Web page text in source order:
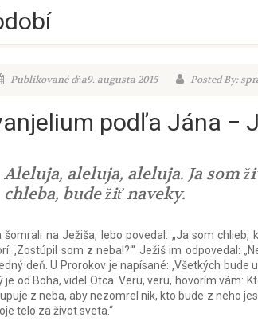
Publikované dňa9. augusta 2015 Posted By:
podľa Jána −
Aleluja, aleluja, aleluja. Ja som
chleba, bude žiť naveky.
šomrali na Ježiša, lebo povedal: „Ja som
‚Zostúpil som z neba!?‘“ Ježiš im odpovedal:
deň. U Prorokov je napísané: ‚Všetkých bude
je od Boha, videl Otca. Veru, veru, hovorím vám:
z neba, aby nezomrel nik, kto bude z neho
telo za život sveta.“